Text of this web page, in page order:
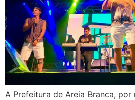
A Prefeitura de Areia Branca,